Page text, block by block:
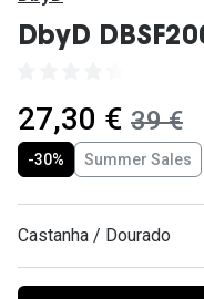
DbyD
agora:
27,30 € era:
39 €
-30% Summer Sales
Castanha / Dourado